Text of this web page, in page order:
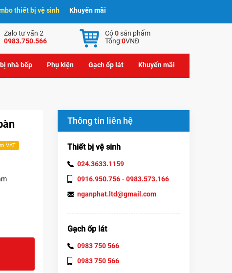
thiết bị vệ sinh Khuyến mãi
Zalo tư vấn 2
0983.750.566
Có0sản phẩm
Tổng:0VNĐ
nhà bếp Phụ kiện Gạch ốp lát Khuyến mãi
VAT
Thông tin liên hệ
Thiết bị vệ sinh
024.3633.1159
0916.950.756 - 0983.573.166
nganphat.ltd@gmail.com
Gạch ốp lát
0983 750 566
0983 750 566